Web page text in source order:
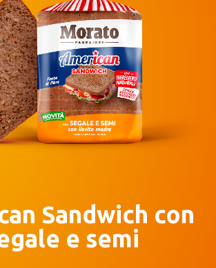
Sandwich con
e semi